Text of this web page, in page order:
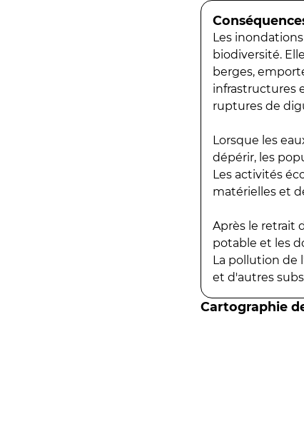
Les
biodiversité.
berges,
infrastructures
ruptures de
Lorsque les
dépérir, les
Les activités
matérielles et
Après le retrait
potable et les
La pollution de
et d'autres
Cartographie